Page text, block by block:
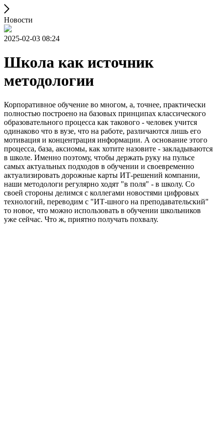
Новости
2025-02-03 08:24
Школа как источник
методологии
Корпоративное обучение во многом, а, точнее, практически
полностью построено на базовых принципах классического
образовательного процесса как такового - человек учится
одинаково что в вузе, что на работе, различаются лишь его
мотивация и концентрация информации. А основание этого
процесса, база, аксиомы, как хотите назовите - закладываются
в школе. Именно поэтому, чтобы держать руку на пульсе
самых актуальных подходов в обучении и своевременно
актуализировать дорожные карты ИТ-решений компании,
наши методологи регулярно ходят "в поля" - в школу. Со
своей стороны делимся с коллегами новостями цифровых
технологий, переводим с "ИТ-шного на преподавательский"
то новое, что можно использовать в обучении школьников
уже сейчас. Что ж, приятно получать похвалу.